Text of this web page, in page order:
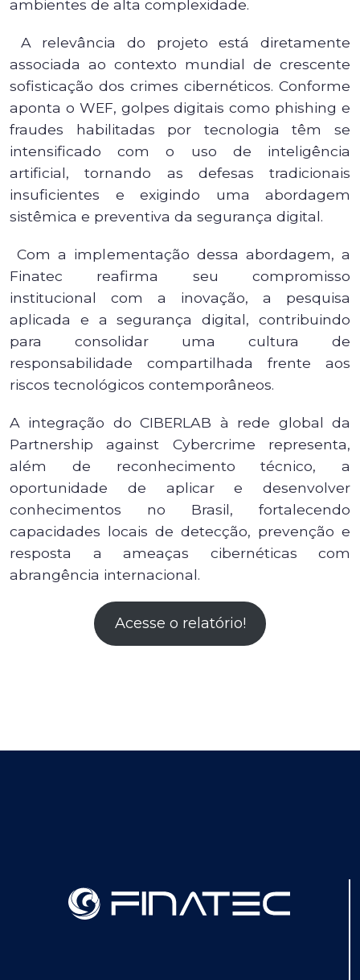
ambientes de alta complexidade.
A relevância do projeto está diretamente
associada ao contexto mundial de crescente
sofisticação dos crimes cibernéticos. Conforme
aponta o WEF, golpes digitais como phishing e
fraudes habilitadas por tecnologia têm se
intensificado com o uso de inteligência
artificial, tornando as defesas tradicionais
insuficientes e exigindo uma abordagem
sistêmica e preventiva da segurança digital.
Com a implementação dessa abordagem, a
Finatec reafirma seu compromisso
institucional com a inovação, a pesquisa
aplicada e a segurança digital, contribuindo
para consolidar uma cultura de
responsabilidade compartilhada frente aos
riscos tecnológicos contemporâneos.
A integração do CIBERLAB à rede global da
Partnership against Cybercrime representa,
além de reconhecimento técnico, a
oportunidade de aplicar e desenvolver
conhecimentos no Brasil, fortalecendo
capacidades locais de detecção, prevenção e
resposta a ameaças cibernéticas com
abrangência internacional.
Acesse o relatório!